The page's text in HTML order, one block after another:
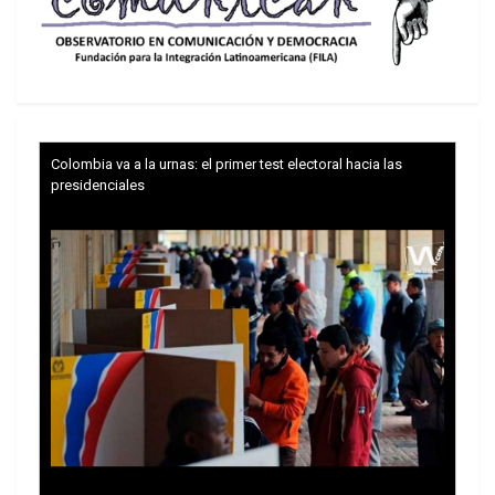
realizan su trabajo todos los días”. Al margen.
Guzmán era licenciada en Sociología por la
Universidad Autónoma Metropolitana (UAM) y,
desde septiembre de 2023, trabajaba como
secretaria particular en la alcaldía de Iztapalapa.
Por su parte, Muñoz era licenciado en Ciencia
Política y Administración Pública, y se había
desempeñado como asesor en el Poder
Colombia va a la urnas: el primer test electoral hacia las
presidenciales